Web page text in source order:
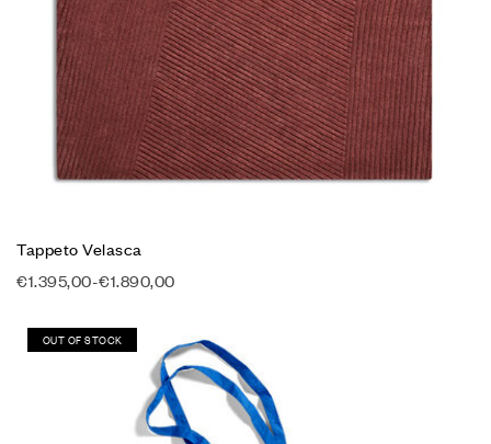
Tappeto Velasca
€1.395,00-€1.890,00
OUT OF STOCK